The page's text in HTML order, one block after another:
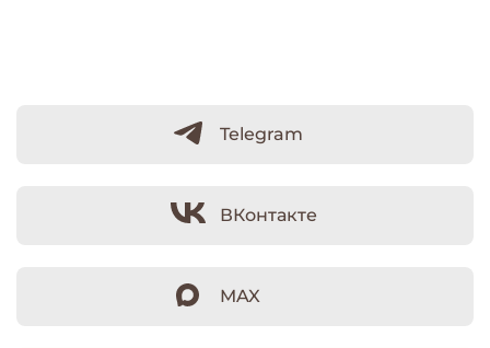
Telegram
ВКонтакте
MAX